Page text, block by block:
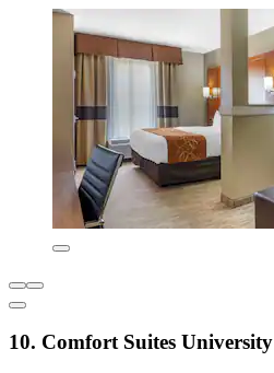
10. Comfort Suites University